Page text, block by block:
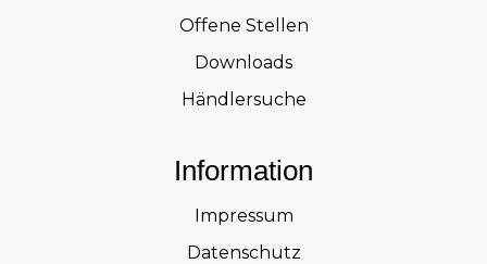
Offene Stellen
Downloads
Händlersuche
Information
Impressum
Datenschutz